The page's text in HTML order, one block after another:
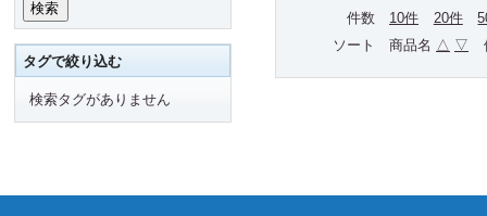
件数
10件 20件
ソート
商品名 △ ▽
タグで絞り込む
検索タグがありません